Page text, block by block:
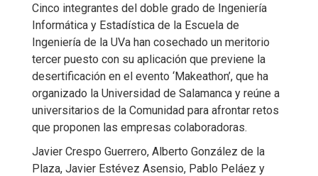
Cinco integrantes del doble grado de Ingeniería
Informática y Estadística de la Escuela de
Ingeniería de la UVa han cosechado un meritorio
tercer puesto con su aplicación que previene la
desertificación en el evento ‘Makeathon’, que ha
organizado la Universidad de Salamanca y reúne a
universitarios de la Comunidad para afrontar retos
que proponen las empresas colaboradoras.
Javier Crespo Guerrero, Alberto González de la
Plaza, Javier Estévez Asensio, Pablo Peláez y